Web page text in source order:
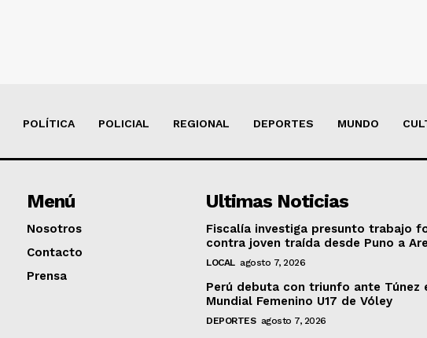
POLÍTICA POLICIAL REGIONAL DEPORTES MUNDO
Menú
Nosotros
Contacto
Prensa
Ultimas Noticias
Fiscalía investiga presunto trabajo
contra joven traída desde Puno a
LOCAL agosto 7, 2026
Perú debuta con triunfo ante Túnez
Mundial Femenino U17 de Vóley
DEPORTES agosto 7, 2026